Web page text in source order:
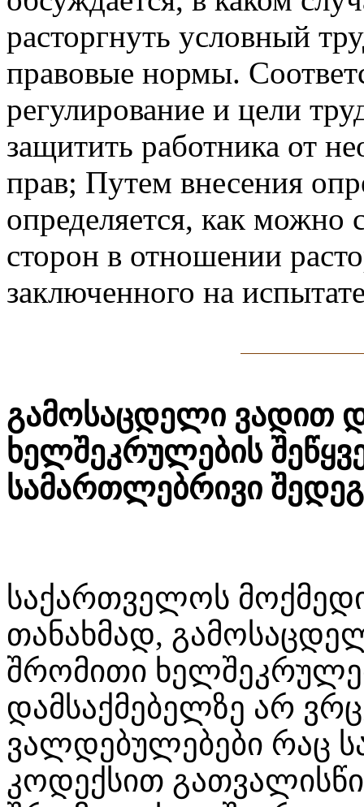
расторгнуть условный
правовые нормы.
регулирование и цели
защитить работника от
прав; Путем внесения
определяется, как можно
сторон в отношении
заключенного на
გამოსაცდელი ვადით
ხელშეკრულების
სამართლებრივი
საქართველოს
თანახმად,
შრომითი
დამსაქმებელზე არ
ვალდებულებები რაც
კოდექსით